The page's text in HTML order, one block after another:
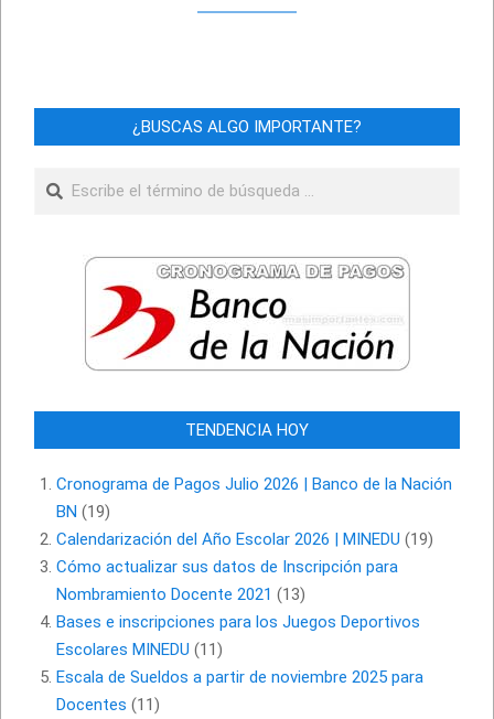
¿BUSCAS ALGO IMPORTANTE?
TENDENCIA HOY
Cronograma de Pagos Julio 2026 | Banco de la Nación
BN (19)
Calendarización del Año Escolar 2026 | MINEDU (19)
Cómo actualizar sus datos de Inscripción para
Nombramiento Docente 2021 (13)
Bases e inscripciones para los Juegos Deportivos
Escolares MINEDU (11)
Escala de Sueldos a partir de noviembre 2025 para
Docentes (11)